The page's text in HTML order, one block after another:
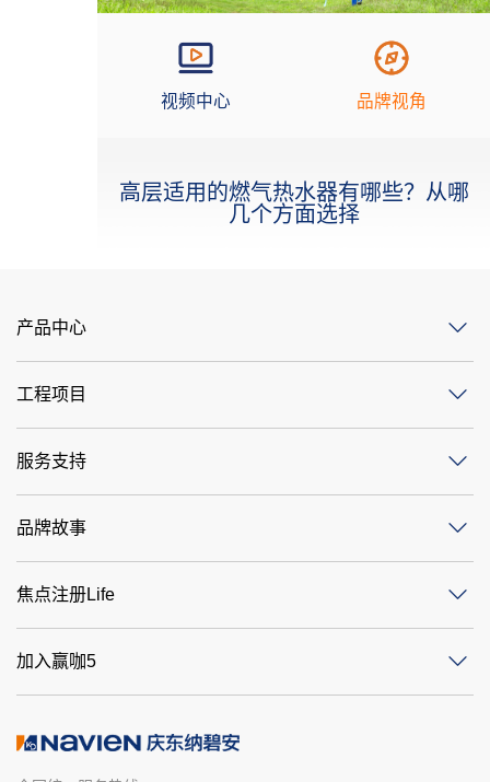
视频中心 品牌视角
高层适用的燃气热水器有哪些？从哪
几个方面选择
产品中心
工程项目
服务支持
品牌故事
焦点注册Life
加入赢咖5